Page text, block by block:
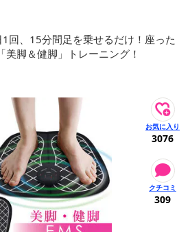
回、15分間足を乗せるだけ！座った
美脚＆健脚」トレーニング！
3076
309